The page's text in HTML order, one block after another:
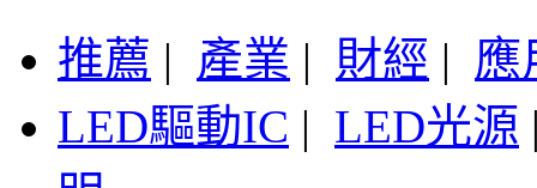
推薦 | 產業 | 財經 | 應
LED驅動IC | LED光源